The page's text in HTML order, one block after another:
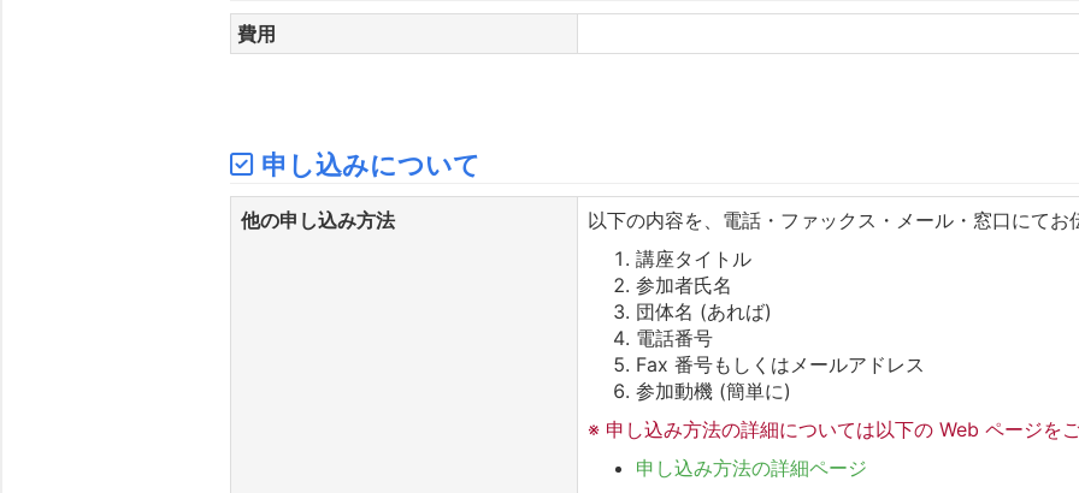
費用
申し込みについて
他の申し込み方法
以下の内容を、電話・ファックス・メール・窓口にてお
講座タイトル
参加者氏名
団体名 (あれば)
電話番号
Fax 番号もしくはメールアドレス
参加動機 (簡単に)
※ 申し込み方法の詳細については以下の Web ページを
申し込み方法の詳細ページ